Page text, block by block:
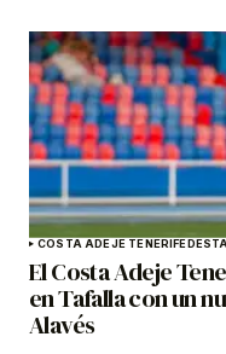
COSTA ADEJE TENERIFE
El Costa Adeje
en Tafalla con un
Alavés